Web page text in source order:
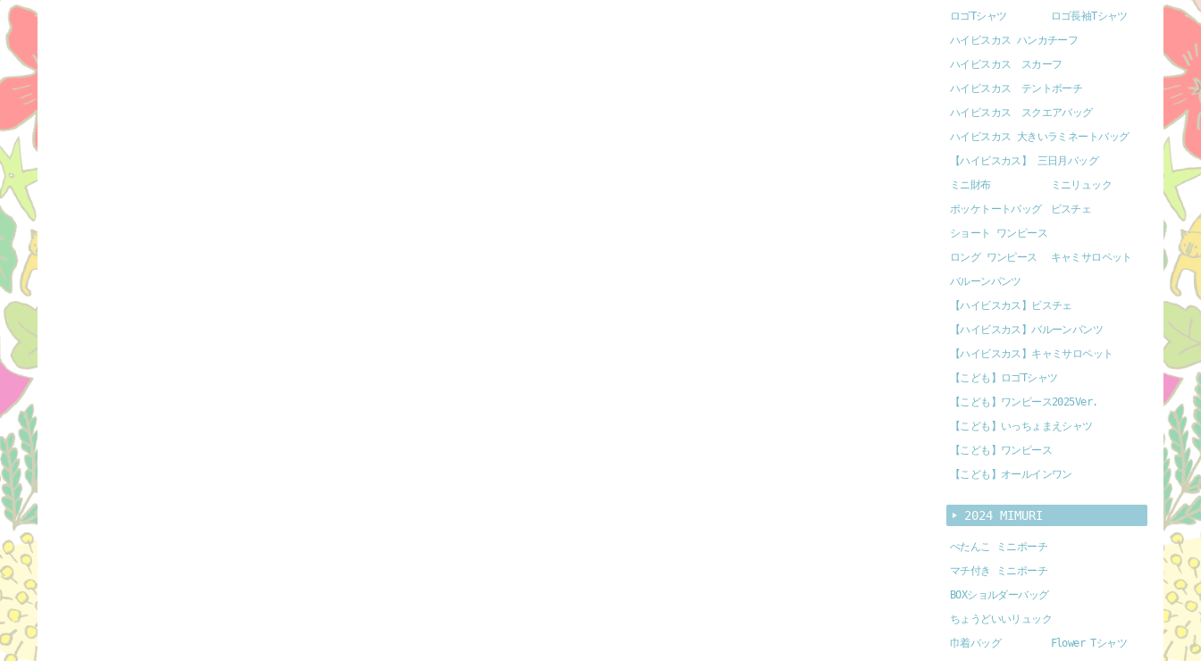
ロゴTシャツ
ロゴ長袖Tシャツ
ハイビスカス ハンカチーフ
ハイビスカス スカーフ
ハイビスカス テントポーチ
ハイビスカス スクエアバッグ
ハイビスカス 大きいラミネートバッグ
【ハイビスカス】 三日月バッグ
ミニ財布
ミニリュック
ポッケトートバッグ
ビスチェ
ショート ワンピース
ロング ワンピース
キャミサロペット
バルーンパンツ
【ハイビスカス】ビスチェ
【ハイビスカス】バルーンパンツ
【ハイビスカス】キャミサロペット
【こども】ロゴTシャツ
【こども】ワンピース2025Ver.
【こども】いっちょまえシャツ
【こども】ワンピース
【こども】オールインワン
2024 MIMURI
ぺたんこ ミニポーチ
マチ付き ミニポーチ
BOXショルダーバッグ
ちょうどいいリュック
巾着バッグ
Flower Tシャツ